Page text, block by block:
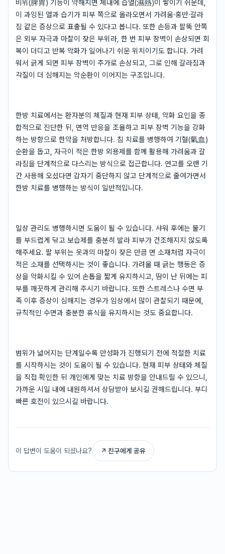
비위(脾胃) 기능이 약해지면 체내에 습열(濕熱)이 쌓이기 쉬운데,
이 과잉된 열과 습기가 피부 쪽으로 올라오면서 가려움·홍반·갈라
짐 같은 증상으로 표출될 수 있다고 봅니다. 또한 손등과 팔뚝 안쪽
은 외부 자극과 마찰이 잦은 부위라, 한 번 피부 장벽이 손상되면 회
복이 더디고 반복 악화가 일어나기 쉬운 위치이기도 합니다. 가려
워서 긁게 되면 피부 장벽이 추가로 손상되고, 그로 인해 갈라짐과
각질이 더 심해지는 악순환이 이어지는 구조입니다.
한방 치료에서는 환자분의 체질과 현재 피부 상태, 악화 요인을 종
합적으로 진단한 뒤, 면역 반응을 조율하고 피부 장벽 기능을 강화
하는 방향으로 한약을 처방합니다. 침 치료를 병행하여 기혈(氣血)
순환을 돕고, 자극이 적은 한방 외용제를 함께 활용해 가려움과 갈
라짐을 단계적으로 다스리는 방식으로 접근합니다. 연고를 오랜 기
간 사용해 오셨다면 갑자기 중단하지 않고 단계적으로 줄여가면서
한방 치료를 병행하는 방식이 일반적입니다.
일상 관리도 병행하시면 도움이 될 수 있습니다. 샤워 후에는 물기
를 부드럽게 닦고 보습제를 충분히 발라 피부가 건조해지지 않도록
해주세요. 팔 부위는 옷과의 마찰이 잦은 만큼 면 소재처럼 자극이
적은 소재를 선택하시는 것이 좋습니다. 가려울 때 긁는 행동은 증
상을 악화시킬 수 있어 손톱을 짧게 유지하시고, 땀이 난 뒤에는 피
부를 깨끗하게 관리해 주시기 바랍니다. 또한 스트레스나 수면 부
족 이후 증상이 심해지는 경우가 임상에서 많이 관찰되기 때문에,
규칙적인 수면과 충분한 휴식을 유지하시는 것도 중요합니다.
범위가 넓어지는 단계일수록 만성화가 진행되기 전에 적절한 치료
를 시작하시는 것이 도움이 될 수 있습니다. 현재 피부 상태와 체질
을 직접 확인한 뒤 개인에게 맞는 치료 방향을 안내드릴 수 있으니,
가까운 시일 내에 내원하셔서 상담받아 보시길 권해드립니다. 부디
빠른 호전이 있으시길 바랍니다.
이 답변이 도움이 되셨나요? ↗ 친구에게 공유